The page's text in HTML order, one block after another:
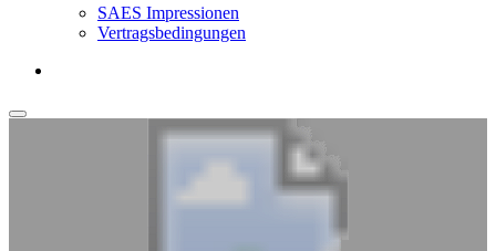
SAES Impressionen
Vertragsbedingungen